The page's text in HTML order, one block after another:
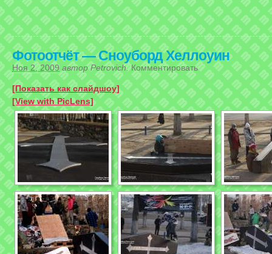
Фотоотчёт — Сноуборд Хеллоуин
Ноя 2, 2009 авторPetrovich.Комментировать
[Показать как слайдшоу]
[View with PicLens]